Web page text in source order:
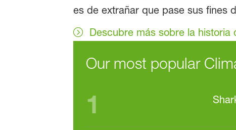
es de extrañar que pase sus fines
Descubre más sobre la historia
Our most popular
1